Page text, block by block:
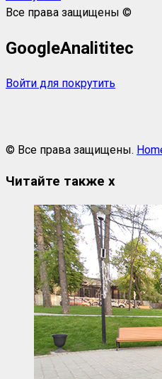
Все права защищены ©
GoogleAnalititec
Войти для покрутить
© Все права защищены.
Читайте также x